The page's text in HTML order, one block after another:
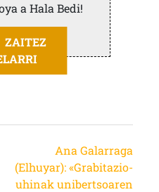
a Hala Bedi!
Ana Galarraga
(Elhuyar): «Grabitazio-
uhinak unibertsoaren